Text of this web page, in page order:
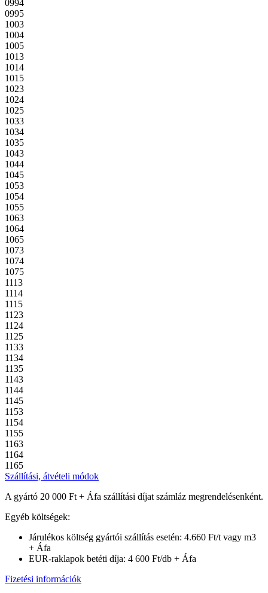
0994
0995
1003
1004
1005
1013
1014
1015
1023
1024
1025
1033
1034
1035
1043
1044
1045
1053
1054
1055
1063
1064
1065
1073
1074
1075
1113
1114
1115
1123
1124
1125
1133
1134
1135
1143
1144
1145
1153
1154
1155
1163
1164
1165
Szállítási, átvételi módok
A gyártó 20 000 Ft + Áfa szállítási díjat számláz megrendelésenként.
Egyéb költségek:
Járulékos költség gyártói szállítás esetén: 4.660 Ft/t vagy m3
+ Áfa
EUR-raklapok betéti díja: 4 600 Ft/db + Áfa
Fizetési információk